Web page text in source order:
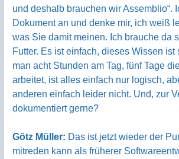
und deshalb brauchen wir Assemblio“.
Dokument an und denke mir, ich weiß
was Sie damit meinen. Ich brauche da
Futter. Es ist einfach, dieses Wissen ist
man acht Stunden am Tag, fünf Tage
arbeitet, ist alles einfach nur logisch,
anderen einfach leider nicht. Und, zur
dokumentiert gerne?
Götz Müller: Das ist jetzt wieder der
mitreden kann als früherer